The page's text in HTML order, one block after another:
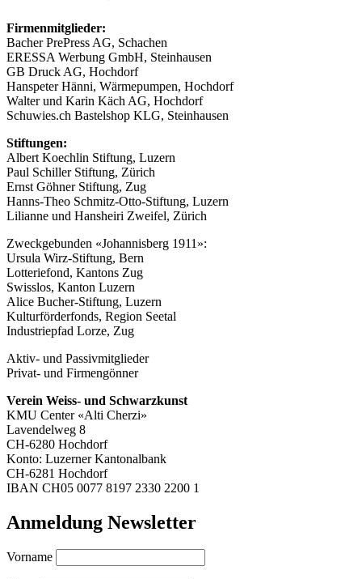
Firmenmitglieder:
Bacher PrePress AG, Schachen
ERESSA Werbung GmbH, Steinhausen
GB Druck AG, Hochdorf
Hanspeter Hänni, Wärmepumpen, Hochdorf
Walter und Karin Käch AG, Hochdorf
Schuwies.ch Bastelshop KLG, Steinhausen
Stiftungen:
Albert Koechlin Stiftung, Luzern
Paul Schiller Stiftung, Zürich
Ernst Göhner Stiftung, Zug
Hanns-Theo Schmitz-Otto-Stiftung, Luzern
Lilianne und Hansheiri Zweifel, Zürich
Zweckgebunden «Johannisberg 1911»:
Ursula Wirz-Stiftung, Bern
Lotteriefond, Kantons Zug
Swisslos, Kanton Luzern
Alice Bucher-Stiftung, Luzern
Kulturförderfonds, Region Seetal
Industriepfad Lorze, Zug
Aktiv- und Passivmitglieder
Privat- und Firmengönner
Verein Weiss- und Schwarzkunst
KMU Center «Alti Cherzi»
Lavendelweg 8
CH-6280 Hochdorf
Konto: Luzerner Kantonalbank
CH-6281 Hochdorf
IBAN CH05 0077 8197 2330 2200 1
Anmeldung Newsletter
Vorname